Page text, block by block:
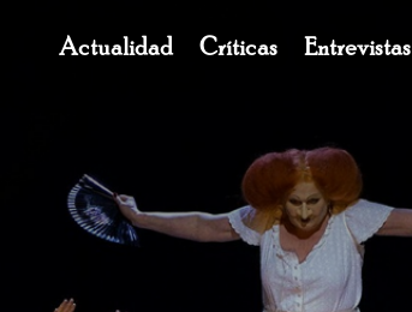
Navegación
Actualidad Críticas Entrevistas